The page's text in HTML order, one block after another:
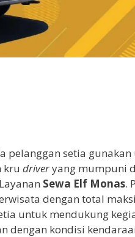
pelanggan setia
kru driveryang mumpuni
Sewa Elf Monas.
dengan total
untuk mendukung
dengan kondisi